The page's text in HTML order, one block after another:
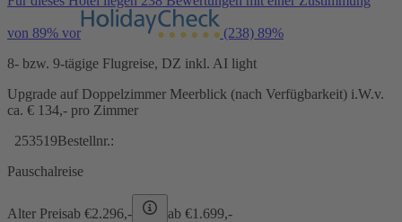
von 89% vor (238) 89%
8- bzw. 9-tägige Flugreise, DZ inkl. AI light
Upgrade auf Doppelzimmer Meerblick (nach Verfügbarkeit) i.W.v.
ca. € 134,- pro Zimmer
253519Bestellnr.:
Pauschalreise
Alter Preisab €2.296,- ab €1.699,-